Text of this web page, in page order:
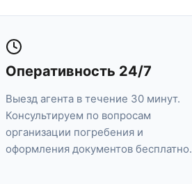
Оперативность 24/7
Выезд агента в течение 30 минут.
Консультируем по вопросам
организации погребения и
оформления документов бесплатно.